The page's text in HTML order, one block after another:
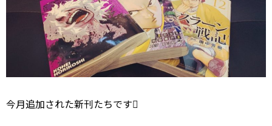
今月追加された新刊たちです